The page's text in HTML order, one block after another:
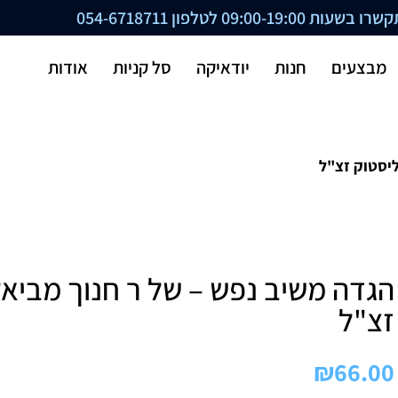
09:00-19:00 לטלפון 054-6718711
מבצעים חנות יודאיקה סל קניות אודות
זצ"ל
הגדה משיב נפש – של ר חנוך
זצ"ל
₪66.00